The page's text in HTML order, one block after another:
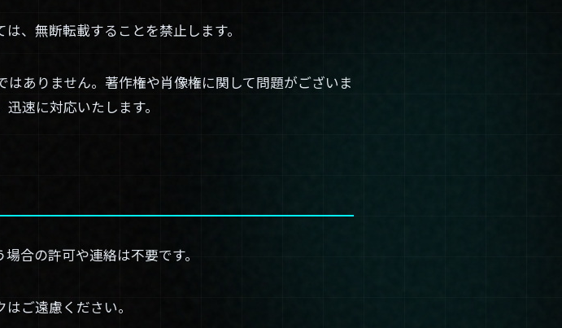
、無断転載することを禁止します。
ありません。著作権や肖像権に関して問題がございま
速に対応いたします。
合の許可や連絡は不要です。
ご遠慮ください。